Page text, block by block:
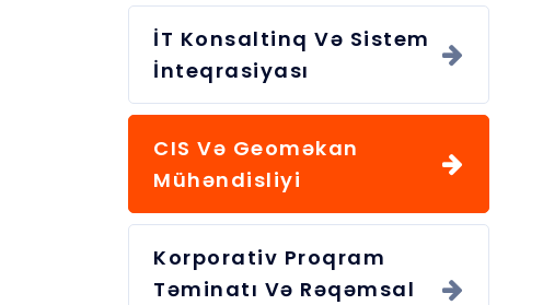
İT Konsaltinq Və Sistem
İnteqrasiyası
CIS Və Geoməkan
Mühəndisliyi
Korporativ Proqram
Təminatı Və Rəqəmsal